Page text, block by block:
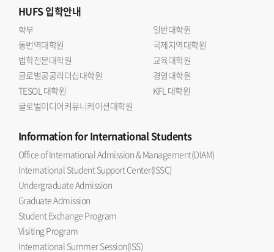
HUFS입학안내
학부
일반대학원
통번역대학원
국제지역대학원
법학전문대학원
교육대학원
글로벌공공리더십대학원
경영대학원
TESOL 대학원
KFL 대학원
글로벌미디어커뮤니케이션대학원
Informationfor International Students
Office of International Admission & Management(OIAM)
International Student Support Center(ISSC)
Undergraduate Admission
Graduate Admission
Student Exchange Program
Visiting Program
International Summer Session(ISS)